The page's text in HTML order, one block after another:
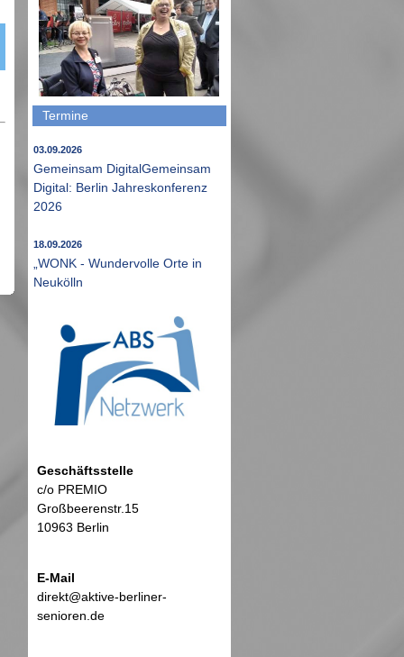
Termine
03.09.2026
Gemeinsam DigitalGemeinsam
Digital: Berlin Jahreskonferenz
2026
18.09.2026
„WONK - Wundervolle Orte in
Neukölln
Geschäftsstelle
c/o PREMIO
Großbeerenstr.15
10963 Berlin
E-Mail
direkt@aktive-berliner-
senioren.de